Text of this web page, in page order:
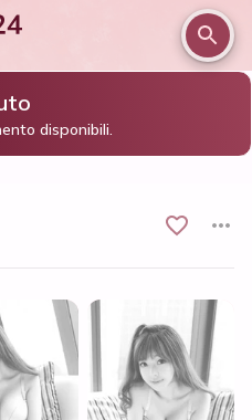
/ sha sha da centro privati
disponibili.